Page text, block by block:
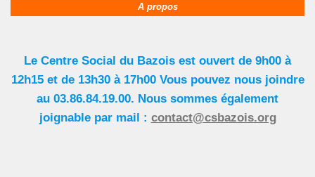
A propos
Le Centre Social du Bazois est ouvert de 9h00 à
12h15 et de 13h30 à 17h00 Vous pouvez nous joindre
au 03.86.84.19.00. Nous sommes également
joignable par mail : contact@csbazois.org